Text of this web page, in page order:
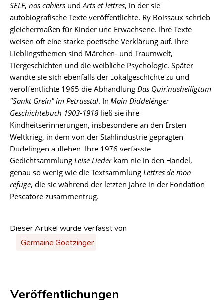
SELF, nos cahiers undArts et lettres, in der sie
autobiografische Texte veröffentlichte. Ry Boissaux schrieb
gleichermaßen für Kinder und Erwachsene. Ihre Texte
weisen oft eine starke poetische Verklärung auf. Ihre
Lieblingsthemen sind Märchen- und Traumwelt,
Tiergeschichten und die weibliche Psychologie. Später
wandte sie sich ebenfalls der Lokalgeschichte zu und
veröffentlichte 1965 die Abhandlung Das Quirinusheiligtum
"Sankt Grein" im Petrusstal. In Mäin Diddelénger
Geschichtebuch 1903-1918 ließ sie ihre
Kindheitserinnerungen, insbesondere an den Ersten
Weltkrieg, in dem von der Stahlindustrie geprägten
Düdelingen aufleben. Ihre 1976 verfasste
Gedichtsammlung Leise Liederkam nie in den Handel,
genau so wenig wie die Textsammlung Lettres de mon
refuge, die sie während der letzten Jahre in der Fondation
Pescatore zusammentrug.
Dieser Artikel wurde verfasst von
Germaine Goetzinger
Veröffentlichungen